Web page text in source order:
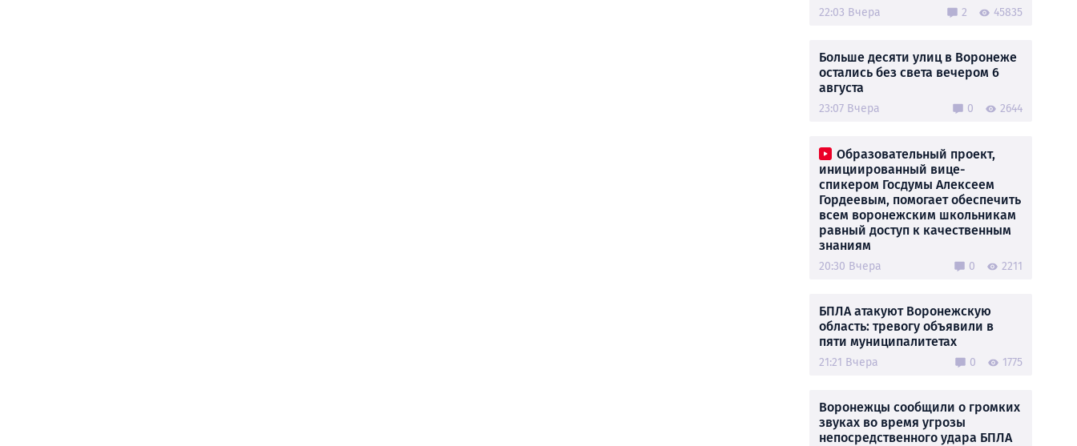
22:03 Вчера 2 45835
Больше десяти улиц в Воронеже
остались без света вечером 6
августа
23:07 Вчера 0 2644
Образовательный проект,
инициированный вице-
спикером Госдумы Алексеем
Гордеевым, помогает обеспечить
всем воронежским школьникам
равный доступ к качественным
знаниям
20:30 Вчера 0 2211
БПЛА атакуют Воронежскую
область: тревогу объявили в
пяти муниципалитетах
21:21 Вчера 0 1775
Воронежцы сообщили о громких
звуках во время угрозы
непосредственного удара БПЛА